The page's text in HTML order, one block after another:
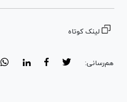
لینک کوتاه
هم‌رسانی: